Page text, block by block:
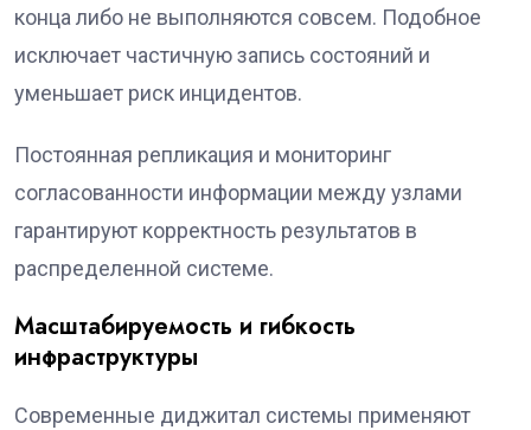
конца либо не выполняются совсем. Подобное
исключает частичную запись состояний и
уменьшает риск инцидентов.
Постоянная репликация и мониторинг
согласованности информации между узлами
гарантируют корректность результатов в
распределенной системе.
Масштабируемость и гибкость
инфраструктуры
Современные диджитал системы применяют